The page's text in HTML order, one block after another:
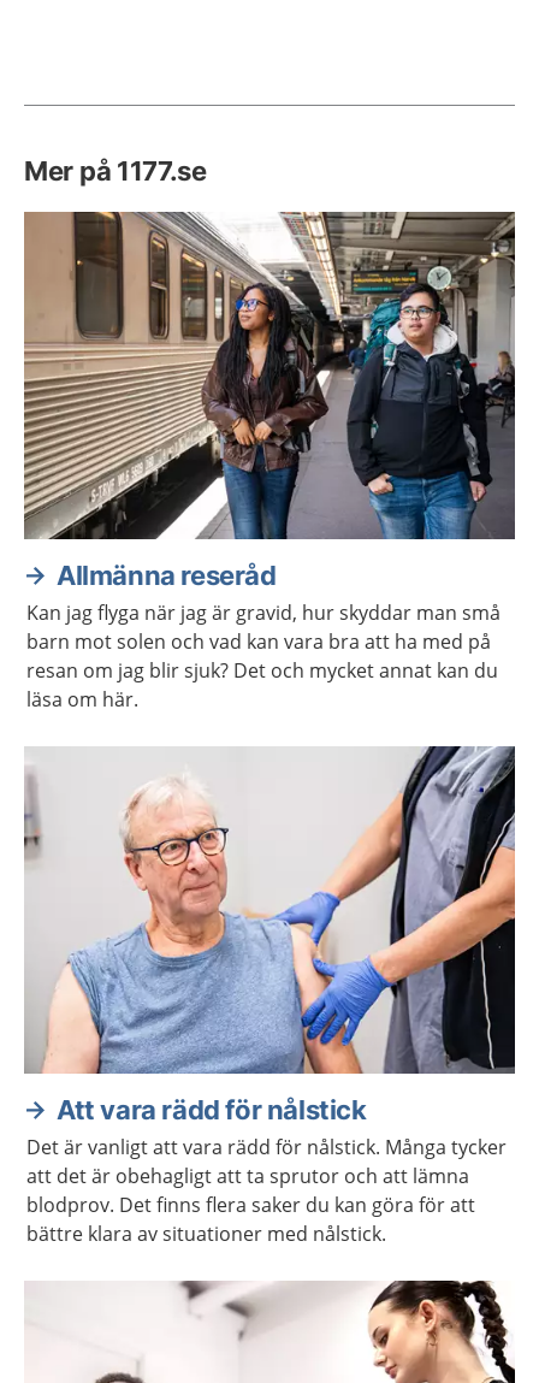
Mer på 1177.se
Allmänna reseråd
Kan jag flyga när jag är gravid, hur skyddar man små
barn mot solen och vad kan vara bra att ha med på
resan om jag blir sjuk? Det och mycket annat kan du
läsa om här.
Att vara rädd för nålstick
Det är vanligt att vara rädd för nålstick. Många tycker
att det är obehagligt att ta sprutor och att lämna
blodprov. Det finns flera saker du kan göra för att
bättre klara av situationer med nålstick.